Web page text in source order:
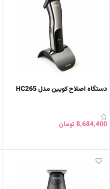
دستگاه اصلاح کویین مدل HC265
8,684,400تومان